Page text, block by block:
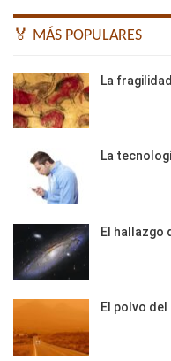
🏅 MÁS POPULARES
La
La
El hallazgo
El polvo